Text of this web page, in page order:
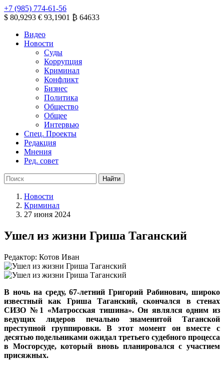
+7 (985) 774-61-56
$ 80,9293 € 93,1901 ₿ 64633
Видео
Новости
Суды
Коррупция
Криминал
Конфликт
Бизнес
Политика
Общество
Общее
Интервью
Спец. Проекты
Редакция
Мнения
Ред. совет
Новости
Криминал
27 июня 2024
Ушел из жизни Гриша Таганский
Редактор: Котов Иван
В ночь на среду, 67-летний Григорий Рабинович, широко
известный как Гриша Таганский, скончался в стенах
СИЗО №1 «Матросская тишина». Он являлся одним из
ведущих лидеров печально знаменитой Таганской
преступной группировки. В этот момент он вместе с
десятью подельниками ожидал третьего судебного процесса
в Мосгорсуде, который вновь планировался с участием
присяжных.